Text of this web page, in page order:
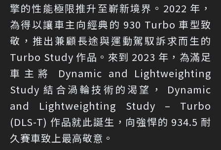
擎的性能極限推升至嶄新境界。2022 年，
為得以讓車主向經典的 930 Turbo 車型致
敬，推出兼顧長途與運動駕馭訴求而生的
Turbo Study 作品。來到 2023 年，為滿足
車主將 Dynamic and Lightweighting
Study 結合渦輪技術的渴望， Dynamic
and Lightweighting Study – Turbo
(DLS-T) 作品就此誕生，向強悍的 934.5 耐
久賽車致上最高敬意。